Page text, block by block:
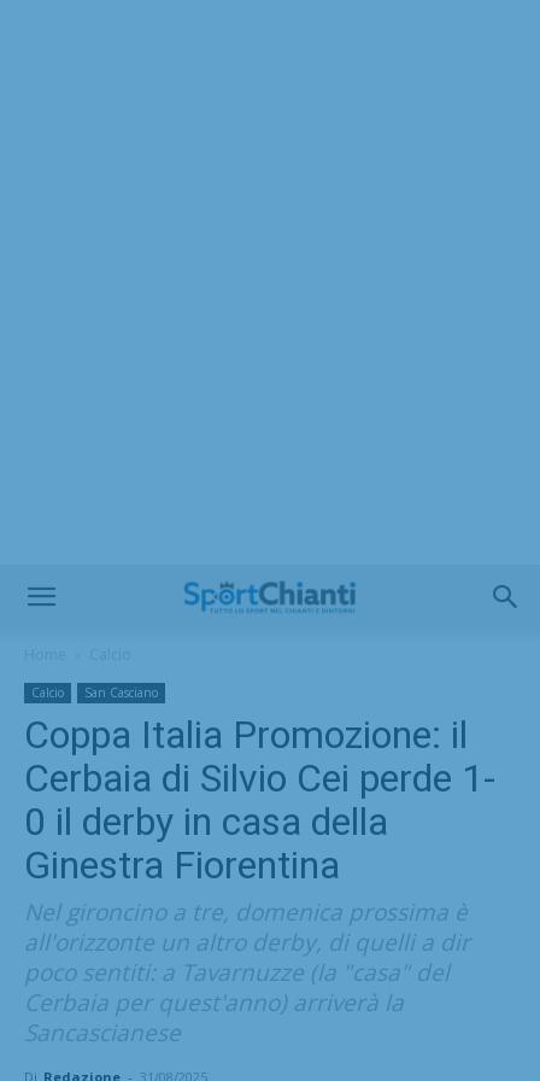
Calcio San Casciano
Coppa Italia Promozione: il
Cerbaia di Silvio Cei perde 1-
0 il derby in casa della
Ginestra Fiorentina
Nel gironcino a tre, domenica prossima è
all'orizzonte un altro derby, di quelli a dir
poco sentiti: a Tavarnuzze (la "casa" del
Cerbaia per quest'anno) arriverà la
Sancascianese
Di Redazione - 31/08/2025